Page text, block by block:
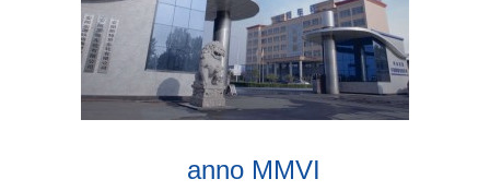
anno MMVI